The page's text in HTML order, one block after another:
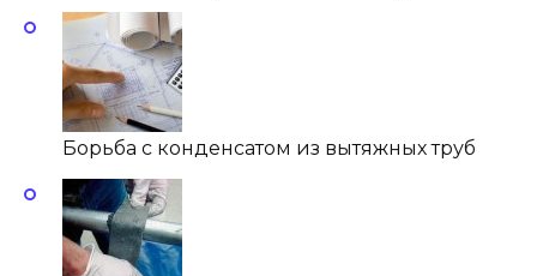
Борьба с конденсатом из вытяжных труб